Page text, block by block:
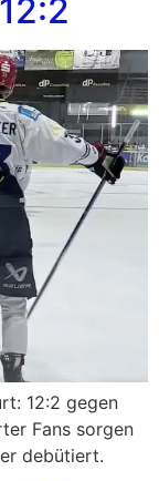
12:2 gegen
Fans sorgen
debütiert.